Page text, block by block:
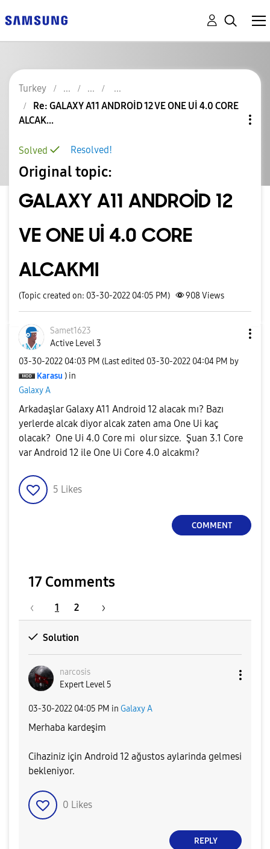
Turkey
Re: GALAXY A11 ANDROİD 12 VE ONE Uİ 4.0 CORE
ALCAK...
Resolved!
Solved
Original topic:
GALAXY A11 ANDROİD 12
VE ONE Uİ 4.0 CORE
ALCAKMI
(Topic created on: 03-30-2022 04:05 PM) 908Views
Samet1623
Active Level 3
‎03-30-2022 04:03 PM (Last edited ‎03-30-2022 04:04 PM by
Karasu ) in
Galaxy A
Arkadaşlar Galaxy A11 Android 12 alacak mı? Bazı
yerlerde alcak diyor alcak zaten ama One Ui kaç
olacak? One Ui 4.0 Core mi olur sizce. Şuan 3.1 Core
var Android 12 ile One Ui Core 4.0 alcakmı?
5 Likes
COMMENT
17 Comments
1 2
Solution
narcosis
Expert Level 5
‎03-30-2022 04:05 PM in Galaxy A
Merhaba kardeşim
Cihaziniz için Android 12 ağustos aylarinda gelmesi
bekleniyor.
0 Likes
REPLY